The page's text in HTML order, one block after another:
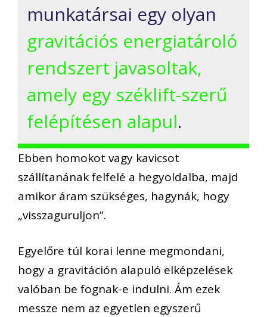
munkatársai egy olyan
gravitációs energiatároló
rendszert javasoltak,
amely egy széklift-szerű
felépítésen alapul.
Ebben homokot vagy kavicsot
szállítanának felfelé a hegyoldalba, majd
amikor áram szükséges, hagynák, hogy
„visszaguruljon”.
Egyelőre túl korai lenne megmondani,
hogy a gravitáción alapuló elképzelések
valóban be fognak-e indulni. Ám ezek
messze nem az egyetlen egyszerű